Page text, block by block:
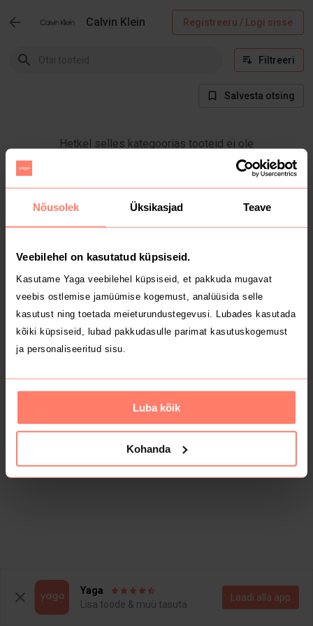
Nõusolek Üksikasjad Teave
Veebilehel on kasutatud küpsiseid.
Kasutame Yaga veebilehel küpsiseid, et pakkuda mugavat
veebis ostlemise jamüümise kogemust, analüüsida selle
kasutust ning toetada meieturundustegevusi. Lubades kasutada
kõiki küpsiseid, lubad pakkudasulle parimat kasutuskogemust
ja personaliseeritud sisu.
Luba kõik
Kohanda
Calvin Klein Registreeru / Logi sisse
Filtreeri
Salvesta otsing
Hetkel selles kategoorias tooteid ei ole
Yaga
Lisa toode & müü tasuta
Laadi alla äpp